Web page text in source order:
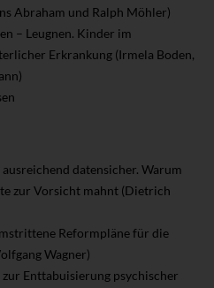
Abraham und Ralph Möhler)
– Leugnen. Kinder im
Erkrankung (Irmela Boden,
datensicher. Warum
zur Vorsicht mahnt (Dietrich
Reformpläne für die
Wagner)
Enttabuisierung psychischer